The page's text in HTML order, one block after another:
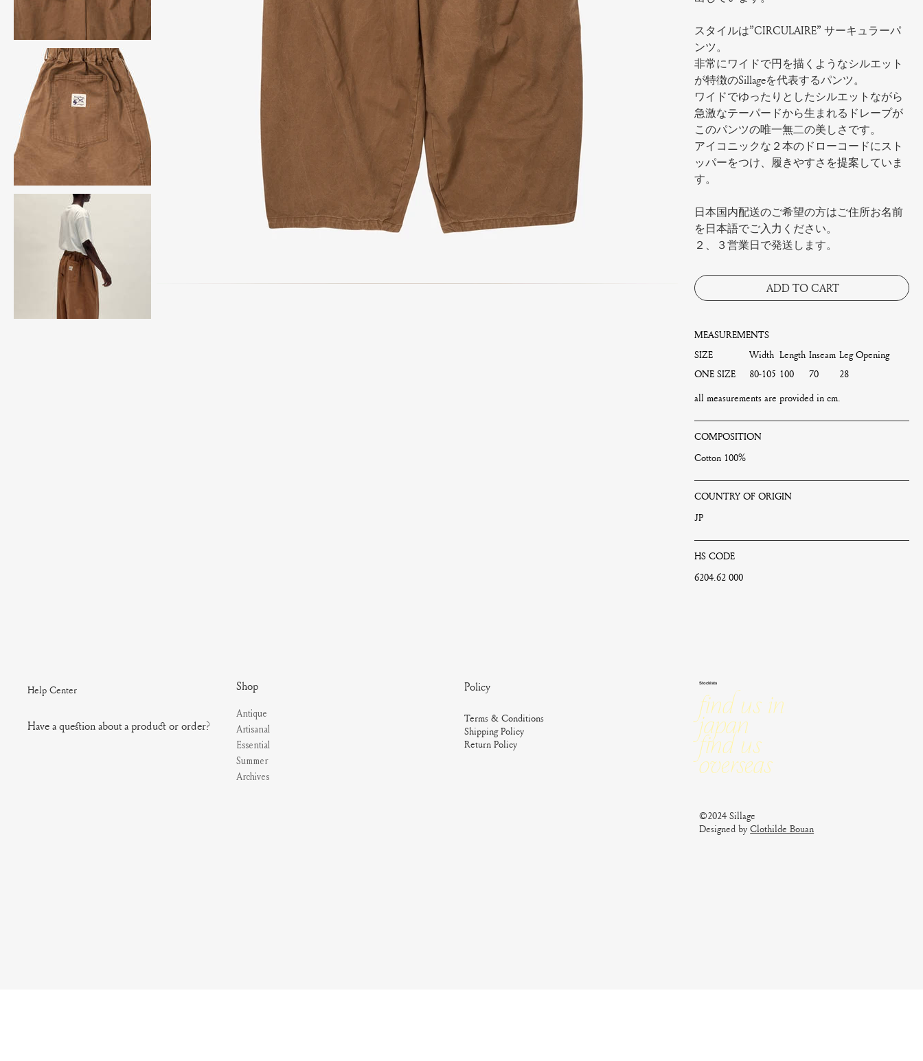
スタイルは”CIRCULAIRE” サーキュラーパ
ンツ。
非常にワイドで円を描くようなシルエット
が特徴のSillageを代表するパンツ。
ワイドでゆったりとしたシルエットながら
急激なテーパードから生まれるドレープが
このパンツの唯一無二の美しさです。
アイコニックな２本のドローコードにスト
ッパーをつけ、履きやすさを提案していま
す。
日本国内配送のご希望の方はご住所お名前
を日本語でご入力ください。
２、３営業日で発送します。
ADD TO CART
MEASUREMENTS
SIZE
Width Length Inseam Leg Opening
ONE SIZE
80-105 100 70
28
all measurements are provided in cm.
COMPOSITION
Cotton 100%
COUNTRY OF ORIGIN
JP
HS CODE
6204.62 000
©2024 Sillage
Designed byClothilde Bouan
Find us in
Japan
Find us
Overseas
Stockists
Terms & Conditions
Shipping Policy
Return Policy
Policy
Shop
Antique
Artisanal
Essential
Summer
Archives
Help Center
Have a question about a product or order?